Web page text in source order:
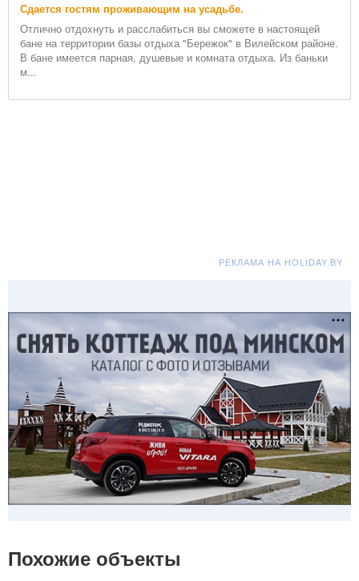
Сдается гостям проживающим на усадьбе.
Отлично отдохнуть и расслабиться вы сможете в настоящей
бане на территории базы отдыха "Бережок" в Вилейском районе.
В бане имеется парная, душевые и комната отдыха. Из баньки
м...
РЕКЛАМА НА HOLIDAY.BY
Похожие объекты